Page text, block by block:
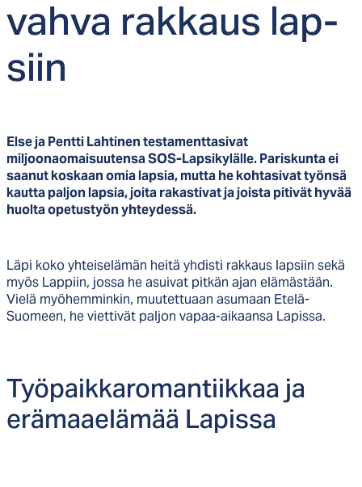
vah­va rak­kaus lap­
siin
Else ja Pentti Lahtinen testamenttasivat
miljoonaomaisuutensa SOS-Lapsikylälle. Pariskunta ei
saanut koskaan omia lapsia, mutta he kohtasivat työnsä
kautta paljon lapsia, joita rakastivat ja joista pitivät hyvää
huolta opetustyön yhteydessä.
Läpi koko yhteiselämän heitä yhdisti rakkaus lapsiin sekä
myös Lappiin, jossa he asuivat pitkän ajan elämästään.
Vielä myöhemminkin, muutettuaan asumaan Etelä-
Suomeen, he viettivät paljon vapaa-aikaansa Lapissa.
Työ­paik­ka­ro­man­tiik­kaa ja
erä­maae­lä­mää La­pis­sa